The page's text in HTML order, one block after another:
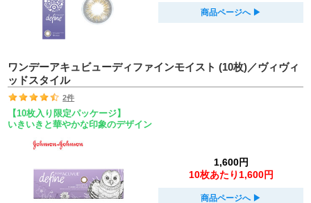
商品ページへ ▶︎
ワンデーアキュビューディファインモイスト (10枚)／ヴィヴィ
ッドスタイル
2件
【10枚入り限定パッケージ】
いきいきと華やかな印象のデザイン
1,600円
10枚あたり1,600円
商品ページへ ▶︎